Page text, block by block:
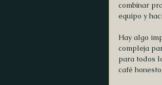
combinar
equipo y
Hay algo
compleja
para todos
café